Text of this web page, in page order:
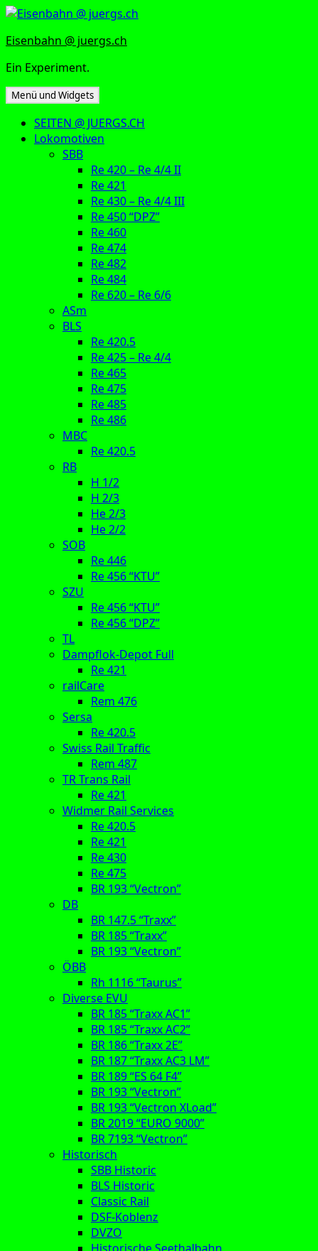
Zum
springen
Eisenbahn @ juergs.ch
Ein Experiment.
Menü und Widgets
SEITEN @ JUERGS.CH
Lokomotiven
SBB
Re 420 – Re 4/4 II
Re 421
Re 430 – Re 4/4 III
Re 450 “DPZ”
Re 460
Re 474
Re 482
Re 484
Re 620 – Re 6/6
ASm
BLS
Re 420.5
Re 425 – Re 4/4
Re 465
Re 475
Re 485
Re 486
MBC
Re 420.5
RB
H 1/2
H 2/3
He 2/3
He 2/2
SOB
Re 446
Re 456 “KTU”
SZU
Re 456 “KTU”
Re 456 “DPZ”
TL
Dampflok-Depot Full
Re 421
railCare
Rem 476
Sersa
Re 420.5
Swiss Rail Traffic
Rem 487
TR Trans Rail
Re 421
Widmer Rail Services
Re 420.5
Re 421
Re 430
Re 475
BR 193 “Vectron”
DB
BR 147.5 “Traxx”
BR 185 “Traxx”
BR 193 “Vectron”
ÖBB
Rh 1116 “Taurus”
Diverse EVU
BR 185 “Traxx AC1”
BR 185 “Traxx AC2”
BR 186 “Traxx 2E”
BR 187 “Traxx AC3 LM”
BR 189 “ES 64 F4”
BR 193 “Vectron”
BR 193 “Vectron XLoad”
BR 2019 “EURO 9000”
BR 7193 “Vectron”
Historisch
SBB Historic
BLS Historic
Classic Rail
DSF-Koblenz
DVZO